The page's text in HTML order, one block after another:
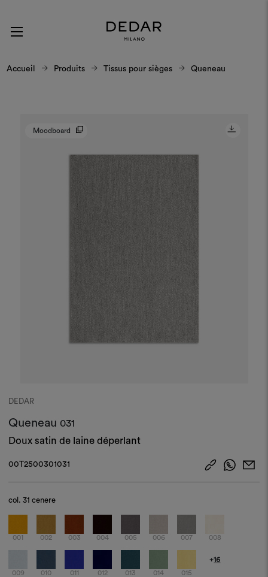
Accueil Produits Tissus pour sièges Queneau
Moodboard
DEDAR
Queneau 031
Doux satin de laine déperlant
00T2500301031
col.31 cenere
001 002 003 004 005 006 007 008
009 010 011 012 013 014 015
+16